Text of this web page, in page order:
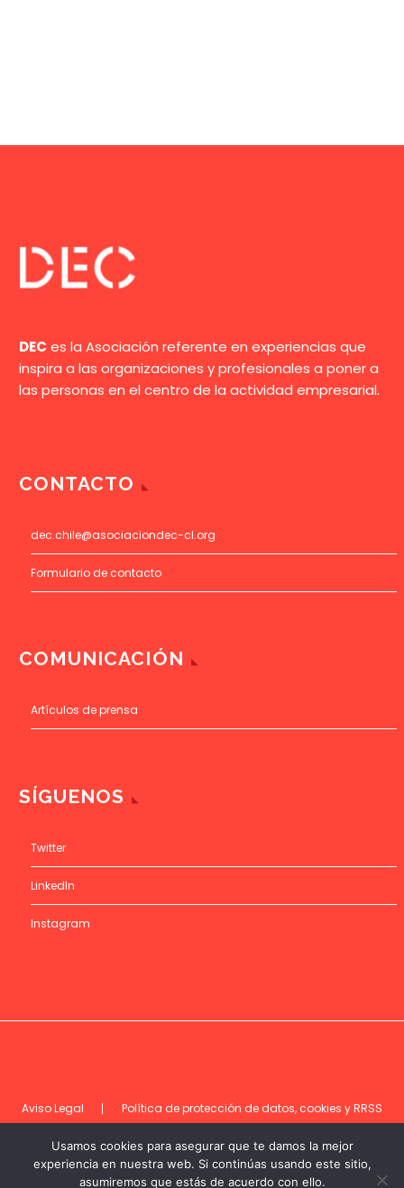
DEC es la Asociación referente en experiencias que
inspira a las organizaciones y profesionales a poner a
las personas en el centro de la actividad empresarial.
CONTACTO
dec.chile@asociaciondec-cl.org
Formulario de contacto
COMUNICACIÓN
Artículos de prensa
SÍGUENOS
Twitter
LinkedIn
Instagram
Aviso Legal
Política de protección de datos, cookies y RRSS
Código de ética
Usamos cookies para asegurar que te damos la mejor
experiencia en nuestra web. Si continúas usando este sitio,
asumiremos que estás de acuerdo con ello.